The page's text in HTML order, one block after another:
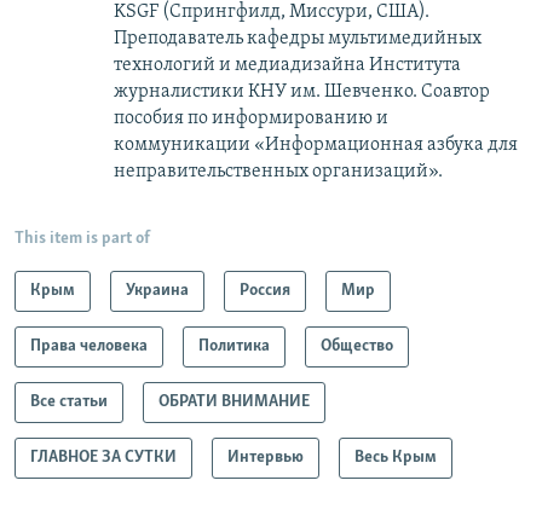
KSGF (Спрингфилд, Миссури, США).
Преподаватель кафедры мультимедийных
технологий и медиадизайна Института
журналистики КНУ им. Шевченко. Соавтор
пособия по информированию и
коммуникации «Информационная азбука для
неправительственных организаций».
This item is part of
Крым Украина Россия Мир
Права человека Политика Общество
Все статьи ОБРАТИ ВНИМАНИЕ
ГЛАВНОЕ ЗА СУТКИ Интервью Весь Крым